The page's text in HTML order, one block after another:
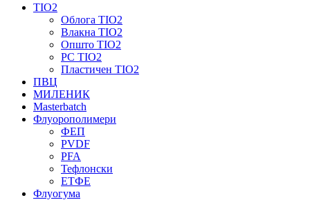
TIO2
Облога TIO2
Влакна TIO2
Општо TIO2
PC TIO2
Пластичен TIO2
ПВЦ
МИЛЕНИК
Masterbatch
Флуорополимери
ФЕП
PVDF
PFA
Тефлонски
ЕТФЕ
Флуогума